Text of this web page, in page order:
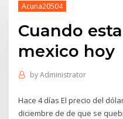
Acuna20504
Cuando
mexico hoy
byAdministrator
Hace 4 días El precio del
diciembre de de que se